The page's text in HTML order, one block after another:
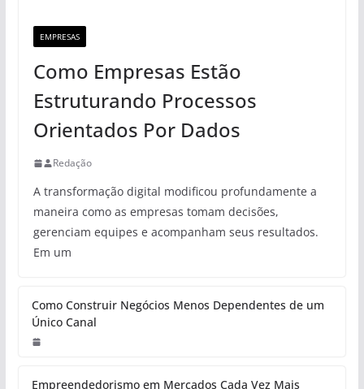
EMPRESAS
Como Empresas Estão
Estruturando Processos
Orientados Por Dados
Redação
A transformação digital modificou profundamente a
maneira como as empresas tomam decisões,
gerenciam equipes e acompanham seus resultados.
Em um
Como Construir Negócios Menos Dependentes de um
Único Canal
Empreendedorismo em Mercados Cada Vez Mais